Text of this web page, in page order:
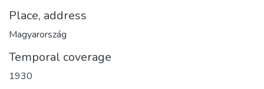
Place, address
Magyarország
Temporal coverage
1930